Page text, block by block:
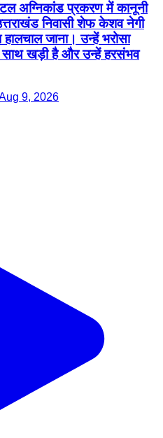
अग्निकांड प्रकरण में कानूनी
निवासी शेफ केशव नेगी
जाना। उन्हें भरोसा
साथ खड़ी है और उन्हें हरसंभव
9, 2026